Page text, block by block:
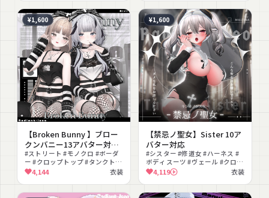
¥1,600
【Broken Bunny 】ブロー
クンバニー13アバター対応
Radiant-iseo
#ストリート #モノクロ #ボーダ
ー #クロップトップ #タンクトッ
プ #ショートパンツ #網タイツ #
ハーネス #うさぎ #クール
4,144 衣装
¥1,600
【禁忌ノ聖女】Sister 10ア
バター対応
#シスター #修道女 #ハーネス #
ボディスーツ #ヴェール #クロス
#ガーター #露出 #lilToon対応 #
セクシー
4,119 衣装